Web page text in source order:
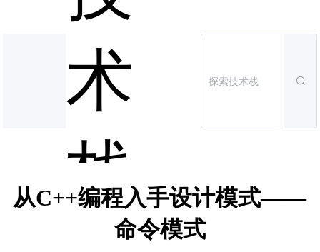
术
栈
从C++编程入手设计模式——
命令模式